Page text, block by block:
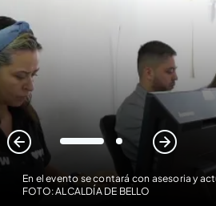
En el evento se contará con asesoria y
FOTO: ALCALDÍA DE BELLO
1 2